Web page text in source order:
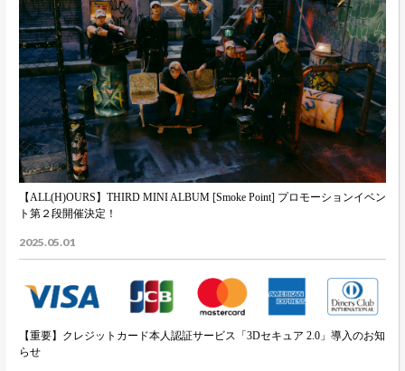
【ALL(H)OURS】THIRD MINI ALBUM [Smoke Point] プロモーションイベン
ト第２段開催決定！
2025.05.01
【重要】クレジットカード本人認証サービス「3Dセキュア 2.0」導入のお知
らせ